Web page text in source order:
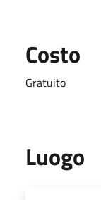
Costo
Gratuito
Luogo